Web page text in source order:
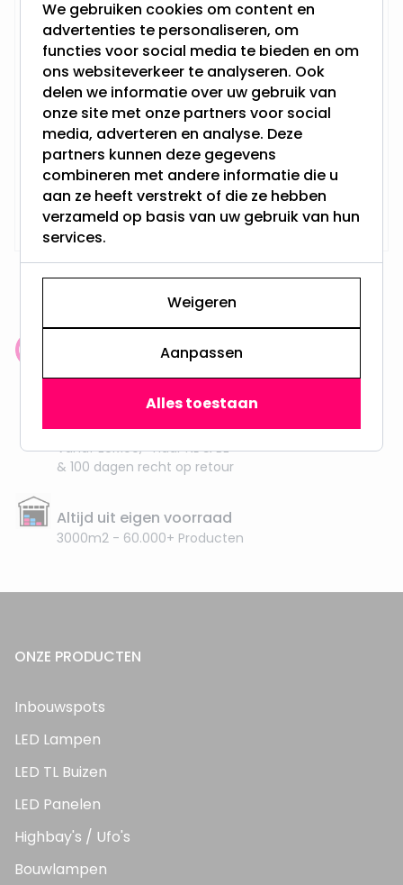
RTM Lighting LED Dimmer
Op voorraad,
Maandag verzonden
29,95
Klantenbeoordeling: 9.4/10
meer dan 100.000 klanten gingen u voor
Gratis verzending + snel geleverd
Vanaf EUR100,- naar NL & BE
& 100 dagen recht op retour
Altijd uit eigen voorraad
3000m2 - 60.000+ Producten
ONZE PRODUCTEN
Inbouwspots
LED Lampen
LED TL Buizen
LED Panelen
Highbay's / Ufo's
Bouwlampen
We gebruiken cookies om content en
advertenties te personaliseren, om
functies voor social media te bieden en om
ons websiteverkeer te analyseren. Ook
delen we informatie over uw gebruik van
onze site met onze partners voor social
media, adverteren en analyse. Deze
partners kunnen deze gegevens
combineren met andere informatie die u
aan ze heeft verstrekt of die ze hebben
verzameld op basis van uw gebruik van hun
services.
Weigeren
Aanpassen
Alles toestaan